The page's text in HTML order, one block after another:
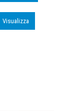
Visualizza